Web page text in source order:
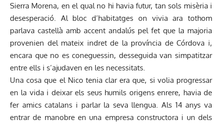
Sierra Morena, en el qual no hi havia futur, tan sols misèria i
desesperació. Al bloc d’habitatges on vivia ara tothom
parlava castellà amb accent andalús pel fet que la majoria
provenien del mateix indret de la província de Córdova i,
encara que no es coneguessin, desseguida van simpatitzar
entre ells i s’ajudaven en les necessitats.
Una cosa que el Nico tenia clar era que, si volia progressar
en la vida i deixar els seus humils origens enrere, havia de
fer amics catalans i parlar la seva llengua. Als 14 anys va
entrar de manobre en una empresa constructora i un dels